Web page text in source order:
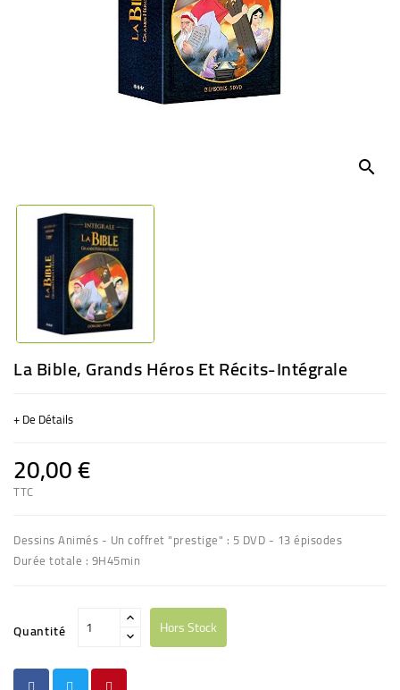
search
La Bible, Grands Héros Et Récits-Intégrale
+ De Détails
20,00 €
TTC
Dessins Animés - Un coffret "prestige" : 5 DVD - 13 épisodes
Durée totale : 9H45min
Quantité Hors Stock